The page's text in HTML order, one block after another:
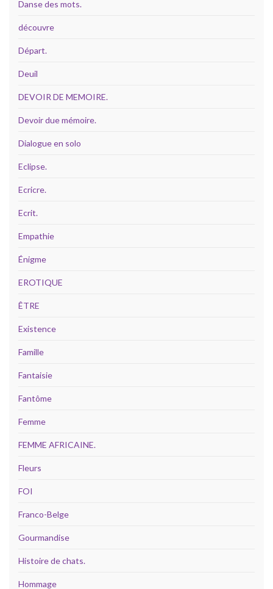
Danse des mots.
découvre
Départ.
Deuil
DEVOIR DE MEMOIRE.
Devoir due mémoire.
Dialogue en solo
Eclipse.
Ecricre.
Ecrit.
Empathie
Énigme
EROTIQUE
ÊTRE
Existence
Famille
Fantaisie
Fantôme
Femme
FEMME AFRICAINE.
Fleurs
FOI
Franco-Belge
Gourmandise
Histoire de chats.
Hommage